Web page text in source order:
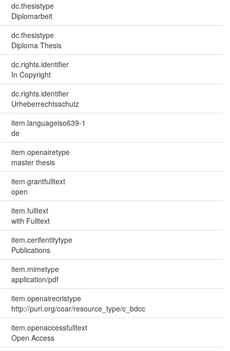
dc.thesistype
Diplomarbeit
dc.thesistype
Diploma Thesis
dc.rights.identifier
In Copyright
dc.rights.identifier
Urheberrechtsschutz
item.languageiso639-1
de
item.openairetype
master thesis
item.grantfulltext
open
item.fulltext
with Fulltext
item.cerifentitytype
Publications
item.mimetype
application/pdf
item.openairecristype
http://purl.org/coar/resource_type/c_bdcc
item.openaccessfulltext
Open Access